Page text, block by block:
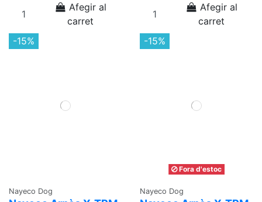
Afegir al
carret
Afegir al
carret
-15%
Nayeco Dog
-15%
Fora d'estoc
Nayeco Dog